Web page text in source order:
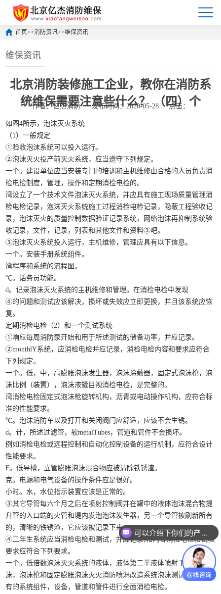
首页>>消防资讯>>维保资讯
维保资讯
北京消防装修施工企业，教你在消防系
统维保需要注意些什么？ （四）个
作者：亿杰消防 发布时间：2020-05-28 点击：
如图4所示，泡沫灭火系统
（1）一般规定
①验收泡沫系统可以投入运行。
②泡沫灭火投产前灭火系统，应当遵守下列规定。
一个。建设单位应当安装专门的培训和主机维修由合格的人员负责消
检电检制度，管理，操作和定期消检电检的。
湾设立了一个技术文件泡沫灭火系统，并应具有施工现场质量管理消
检电检记录，泡沫灭火系统施工过程消检电检记录，隐蔽工程验收记
录，泡沫灭火的质量控制数据验证记录系统，网络泡沫再抑制系统验
收记录，文件，记录，列表和其他文件和资料③吧。
③泡沫灭火系统投入运行，主机维修，管理应具有以下信息。
一个。安装手册系统组件。
湾程序和系统的流程图。
℃。话务员功能。
d。记录泡沫灭火系统的主机维修和管理。在消检电检中发现
④的问题和测试应该解决，损坏或失效应立即更换，并且该系统应恢
复。
定期消检电检（2）和一个测试系统
①响应每周消防泵开始和用于所述测试的储备功率，并应记录。
②monthlY系统，应消检电检并应记录，消检电检内容和要求应符合
下列规定。
一个。低，中，高膨胀泡沫发生器，泡沫涂敷器，固定式泡沫枪，泡
沫比例（装置），泡沫液罐目视消检电检，是完整的。
湾消检电检固定式泡沫枪旋转机构，沥青或电动操作机构，应符合标
准的性能要求。
℃。泡沫消防车以及打开和关闭阀门应舒适，应该不会生锈。
d。计，所述过滤管，软metalTubes，管道和管件不会损坏。
例如消检电检或远程控制和自动化控制设备的运行机制，应符合设计
性能要求。
F。低导槽，立管膨胀泡沫混合物应被清除铁锈渣。
克。电源和电气设备的操作条件应是很好。
小时。水，水位指示装置应该是正常的。
③其它导管每六个月之后在喷射控制阀并在罐中的液体泡沫混合物提
升管的入口端的火管和堤内发泡泡沫发生器，另一个导管被刷新所有
的，清晰的铁锈渣，它应该被记录下来。
④二年生系统应当消检电检和测试，并应记录;和内容消检电检和试验
要求应符合下列要求。
一个。低倍数泡沫灭火系统的液体，液体第二半液体喷射下，喷雾泡
沫，泡沫枪和固定膨胀泡沫灭火消防喷淋改造系统泡沫测试，并且所
有的系统组件，设备，管道和管件进行全面消检电检。